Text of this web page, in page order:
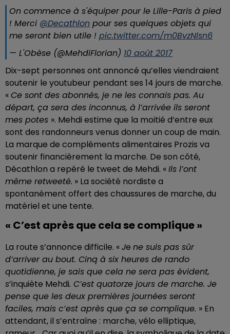
On commence à s'équiper pour le Lille-Paris à pied
! Merci @Decathlon pour ses quelques objets qui
me seront bien utile ! pic.twitter.com/m0BvzNlsn6
— L'Obèse (@MehdiFlorian) 10 août 2017
Dix-sept personnes ont annoncé qu’elles viendraient
soutenir le youtubeur pendant ses 14 jours de marche.
«Ce sont des abonnés, je ne les connais pas. Au
départ, ça sera des inconnus, à l’arrivée ils seront
mes potes ». Mehdi estime que la moitié d’entre eux
sont des randonneurs venus donner un coup de main.
La marque de compléments alimentaires Prozis va
soutenir financièrement la marche. De son côté,
Décathlon a repéré le tweet de Mehdi. «Ils l’ont
même retweeté. » La société nordiste a
spontanément offert des chaussures de marche, du
matériel et une tente.
« C’est après que cela se complique »
La route s’annonce difficile. «Je ne suis pas sûr
d’arriver au bout. Cinq à six heures de rando
quotidienne, je sais que cela ne sera pas évident,
s’inquiète Mehdi. C’est quatorze jours de marche. Je
pense que les deux premières journées seront
faciles, mais c’est après que ça se complique. » En
attendant, il s’entraîne : marche, vélo elliptique,